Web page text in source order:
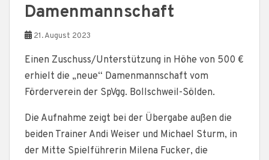
Damenmannschaft
21. August 2023
Einen Zuschuss/Unterstützung in Höhe von 500 €
erhielt die „neue“ Damenmannschaft vom
Förderverein der SpVgg. Bollschweil-Sölden.
Die Aufnahme zeigt bei der Übergabe außen die
beiden Trainer Andi Weiser und Michael Sturm, in
der Mitte Spielführerin Milena Fucker, die